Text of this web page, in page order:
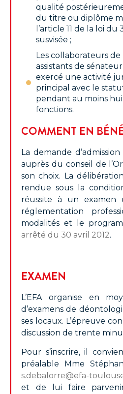
qualité
du titre ou diplôme
l’article 11 de la loi du
susvisée ;
Les collaborateurs
assistants de
exercé une activité
principal avec le
pendant au moins
fonctions.
COMMENT EN
La demande
auprès du conseil de
son choix. La
rendue sous la
réussite à un examen
réglementation
modalités et le
arrêté du 30 avril 2012.
EXAMEN
L’EFA organise en
d’examens de
ses locaux. L’épreuve
discussion de trente
Pour s’inscrire, il
préalable Mme
s.debalorre@efa-
et de lui faire